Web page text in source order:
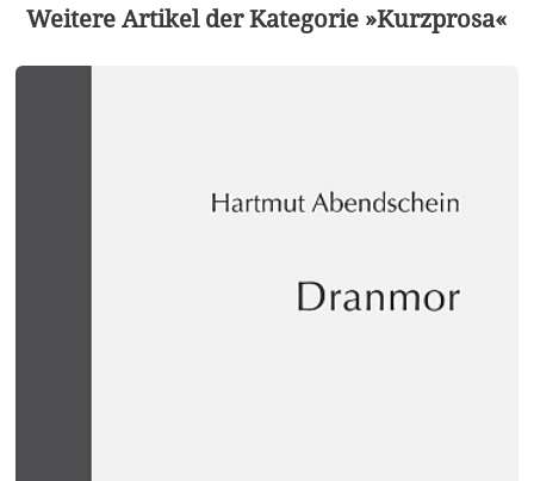
Weitere Artikel der Kategorie »Kurzprosa«